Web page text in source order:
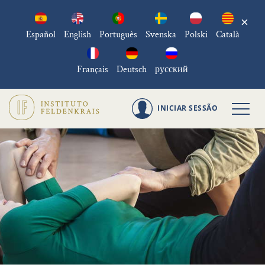
Español English Português Svenska Polski Català
Français Deutsch русский
×
INICIAR SESSÃO